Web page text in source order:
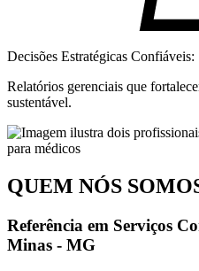
Decisões Estratégicas Confiáveis:
Relatórios gerenciais que
sustentável.
QUEM NÓS
Referência em Serviços
Minas - MG